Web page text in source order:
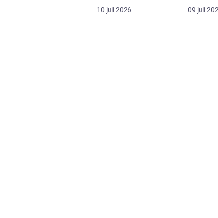
ofta en nödv&a...
10 juli 2026
ett
09 juli